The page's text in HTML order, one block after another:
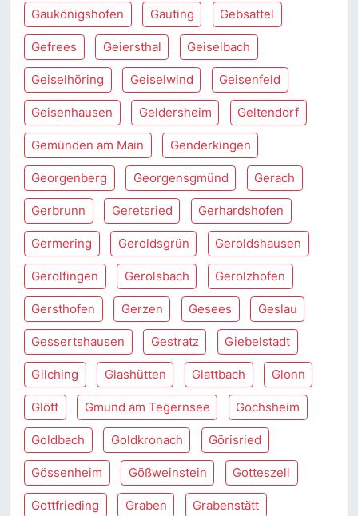
Gaukönigshofen Gauting Gebsattel
Gefrees Geiersthal Geiselbach
Geiselhöring Geiselwind Geisenfeld
Geisenhausen Geldersheim Geltendorf
Gemünden am Main Genderkingen
Georgenberg Georgensgmünd Gerach
Gerbrunn Geretsried Gerhardshofen
Germering Geroldsgrün Geroldshausen
Gerolfingen Gerolsbach Gerolzhofen
Gersthofen Gerzen Gesees Geslau
Gessertshausen Gestratz Giebelstadt
Gilching Glashütten Glattbach Glonn
Glött Gmund am Tegernsee Gochsheim
Goldbach Goldkronach Görisried
Gössenheim Gößweinstein Gotteszell
Gottfrieding Graben Grabenstätt